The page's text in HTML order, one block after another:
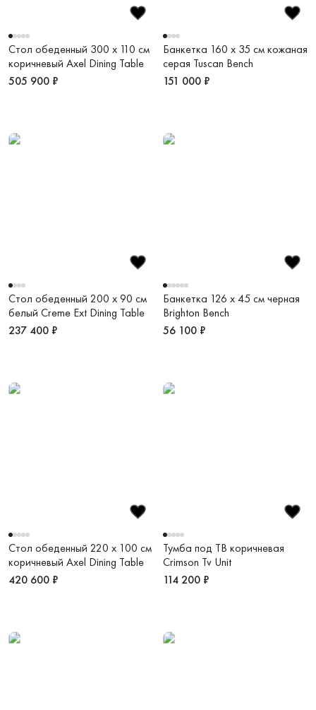
Стол обеденный 300 х 110 см
коричневый Axel Dining Table
505 900 ₽
Банкетка 160 х 35 см кожаная
серая Tuscan Bench
151 000 ₽
Стол обеденный 200 х 90 см
белый Creme Ext Dining Table
237 400 ₽
Банкетка 126 х 45 см черная
Brighton Bench
56 100 ₽
Стол обеденный 220 х 100 см
коричневый Axel Dining Table
420 600 ₽
Тумба под ТВ коричневая
Crimson Tv Unit
114 200 ₽